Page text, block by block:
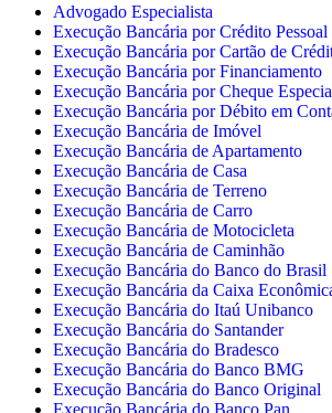
Advogado Especialista
Execução Bancária por Crédito Pessoal
Execução Bancária por Cartão de
Execução Bancária por Financiamento
Execução Bancária por Cheque
Execução Bancária por Débito em
Execução Bancária de Imóvel
Execução Bancária de Apartamento
Execução Bancária de Casa
Execução Bancária de Terreno
Execução Bancária de Carro
Execução Bancária de Motocicleta
Execução Bancária de Caminhão
Execução Bancária do Banco do Brasil
Execução Bancária da Caixa
Execução Bancária do Itaú Unibanco
Execução Bancária do Santander
Execução Bancária do Bradesco
Execução Bancária do Banco BMG
Execução Bancária do Banco Original